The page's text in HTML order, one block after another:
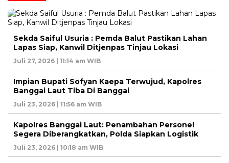
Sekda Saiful Usuria : Pemda Balut Pastikan Lahan
Lapas Siap, Kanwil Ditjenpas Tinjau Lokasi
Juli 27, 2026 | 11:14 am WIB
Impian Bupati Sofyan Kaepa Terwujud, Kapolres
Banggai Laut Tiba Di Banggai
Juli 23, 2026 | 11:56 am WIB
Kapolres Banggai Laut: Penambahan Personel
Segera Diberangkatkan, Polda Siapkan Logistik
Juli 23, 2026 | 10:18 am WIB